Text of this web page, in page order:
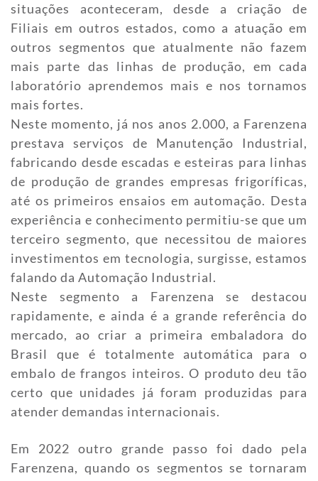
situações aconteceram, desde a criação de
Filiais em outros estados, como a atuação em
outros segmentos que atualmente não fazem
mais parte das linhas de produção, em cada
laboratório aprendemos mais e nos tornamos
mais fortes.
Neste momento, já nos anos 2.000, a Farenzena
prestava serviços de Manutenção Industrial,
fabricando desde escadas e esteiras para linhas
de produção de grandes empresas frigoríficas,
até os primeiros ensaios em automação. Desta
experiência e conhecimento permitiu-se que um
terceiro segmento, que necessitou de maiores
investimentos em tecnologia, surgisse, estamos
falando da Automação Industrial.
Neste segmento a Farenzena se destacou
rapidamente, e ainda é a grande referência do
mercado, ao criar a primeira embaladora do
Brasil que é totalmente automática para o
embalo de frangos inteiros. O produto deu tão
certo que unidades já foram produzidas para
atender demandas internacionais.
Em 2022 outro grande passo foi dado pela
Farenzena, quando os segmentos se tornaram